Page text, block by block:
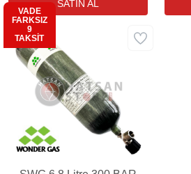
Aynı Gün
Ücretsiz
VADE
FARKSIZ
9
TAKSİT